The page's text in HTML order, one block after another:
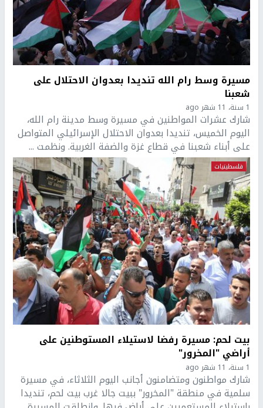
مسيرة وسط رام الله تنديدا بعدوان الاحتلال على
شعبنا
1 سنة، 11 شهر ago
شارك عشرات المواطنين في مسيرة وسط مدينة رام الله،
اليوم الخميس، تنديدا بعدوان الاحتلال الإسرائيلي المتواصل
على أبناء شعبنا في قطاع غزة والضفة الغربية. ونظمت ...
فلسطينيات
بيت لحم: مسيرة رفضا لاستيلاء المستوطنين على
أراضي "المخرور"
1 سنة، 11 شهر ago
شارك مواطنون ومتضامنون أجانب اليوم الثلاثاء، في مسيرة
سلمية في منطقة "المخرور" ببيت جالا غرب بيت لحم، تنديدا